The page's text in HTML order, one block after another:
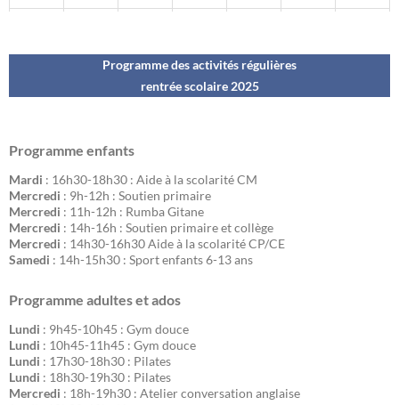
Programme des activités régulières
rentrée scolaire 2025
Programme enfants
Mardi : 16h30-18h30 : Aide à la scolarité CM
Mercredi : 9h-12h : Soutien primaire
Mercredi : 11h-12h : Rumba Gitane
Mercredi : 14h-16h : Soutien primaire et collège
Mercredi : 14h30-16h30 Aide à la scolarité CP/CE
Samedi : 14h-15h30 : Sport enfants 6-13 ans
Programme adultes et ados
Lundi : 9h45-10h45 : Gym douce
Lundi : 10h45-11h45 : Gym douce
Lundi : 17h30-18h30 : Pilates
Lundi : 18h30-19h30 : Pilates
Mercredi : 18h-19h30 : Atelier conversation anglaise